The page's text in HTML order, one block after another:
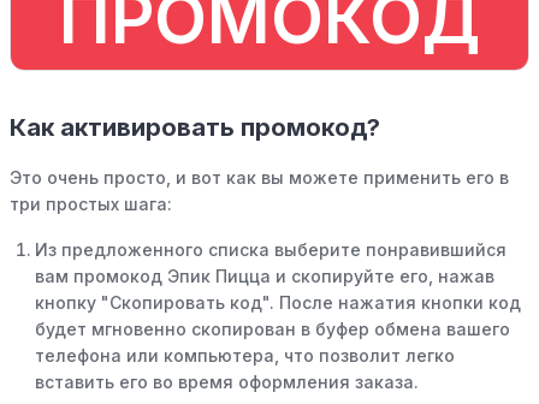
ПРОМОКОД
Как активировать промокод?
Это очень просто, и вот как вы можете применить его в
три простых шага:
Из предложенного списка выберите понравившийся
вам промокод Эпик Пицца и скопируйте его, нажав
кнопку "Скопировать код". После нажатия кнопки код
будет мгновенно скопирован в буфер обмена вашего
телефона или компьютера, что позволит легко
вставить его во время оформления заказа.